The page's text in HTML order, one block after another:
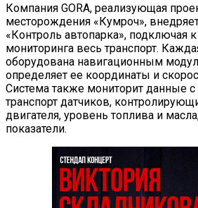
Компания GORA, реализующая
месторождения «Кумроч»,
«Контроль автопарка», подключая
мониторинга весь транспорт.
оборудована навигационным
определяет ее координаты и
Система также мониторит данные
транспорт датчиков,
двигателя, уровень топлива и
показатели.